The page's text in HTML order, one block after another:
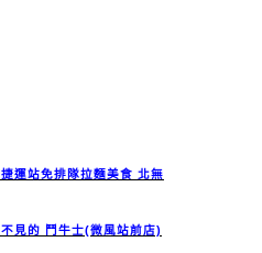
運站免排隊拉麵美食 北無
見的 鬥牛士(微風站前店)